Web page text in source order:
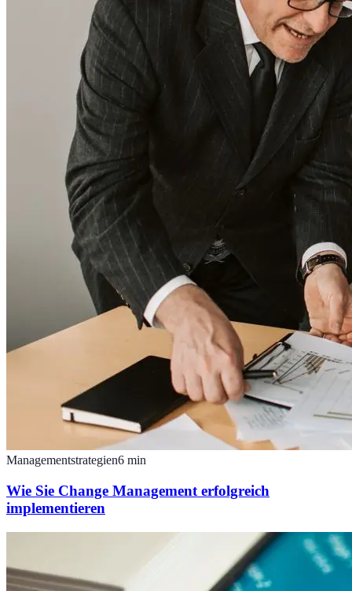
Managementstrategien6 min
Wie Sie Change Management erfolgreich
implementieren